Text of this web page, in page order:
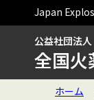
Japan
公益社団法人
全国火
ホーム